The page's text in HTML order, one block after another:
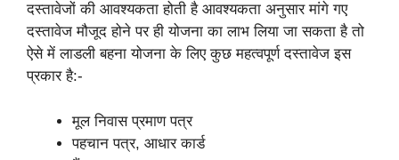
दस्तावेजों की आवश्यकता होती है आवश्यकता अनुसार मांगे गए
दस्तावेज मौजूद होने पर ही योजना का लाभ लिया जा सकता है तो
ऐसे में लाडली बहना योजना के लिए कुछ महत्वपूर्ण दस्तावेज इस
प्रकार है:-
मूल निवास प्रमाण पत्र
पहचान पत्र, आधार कार्ड